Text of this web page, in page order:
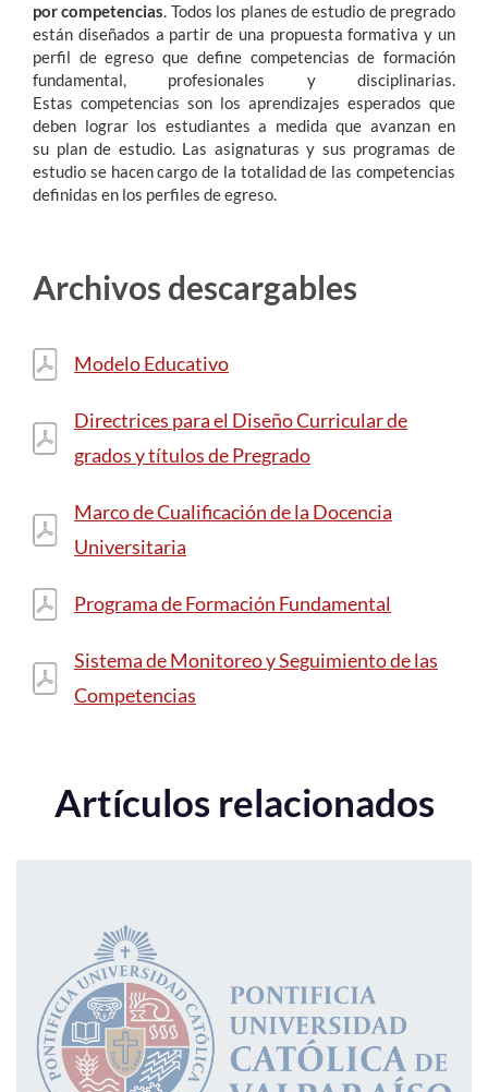
por competencias. Todos los planes de estudio de pregrado
están diseñados a partir de una propuesta formativa y un
perfil de egreso que define competencias de formación
fundamental, profesionales y disciplinarias.
Estas competencias son los aprendizajes esperados que
deben lograr los estudiantes a medida que avanzan en
su plan de estudio. Las asignaturas y sus programas de
estudio se hacen cargo de la totalidad de las competencias
definidas en los perfiles de egreso.
Archivos descargables
Modelo Educativo
Directrices para el Diseño Curricular de
grados y títulos de Pregrado
Marco de Cualificación de la Docencia
Universitaria
Programa de Formación Fundamental
Sistema de Monitoreo y Seguimiento de las
Competencias
Artículos relacionados